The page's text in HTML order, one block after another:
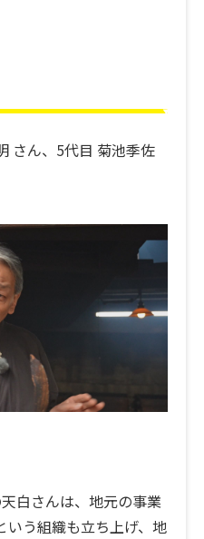
さん、5代目 菊池季佐
白さんは、地元の事業
いう組織も立ち上げ、地